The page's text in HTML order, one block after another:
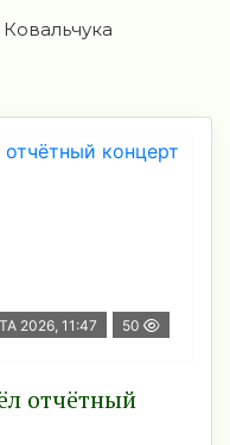
2026, 11:47 50
отчётный